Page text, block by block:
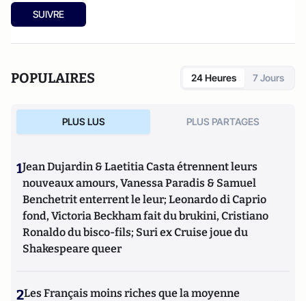
SUIVRE
POPULAIRES 24 Heures 7 Jours
PLUS LUS PLUS PARTAGES
1Jean Dujardin & Laetitia Casta étrennent leurs
nouveaux amours, Vanessa Paradis & Samuel
Benchetrit enterrent le leur; Leonardo di Caprio
fond, Victoria Beckham fait du brukini, Cristiano
Ronaldo du bisco-fils; Suri ex Cruise joue du
Shakespeare queer
2Les Français moins riches que la moyenne